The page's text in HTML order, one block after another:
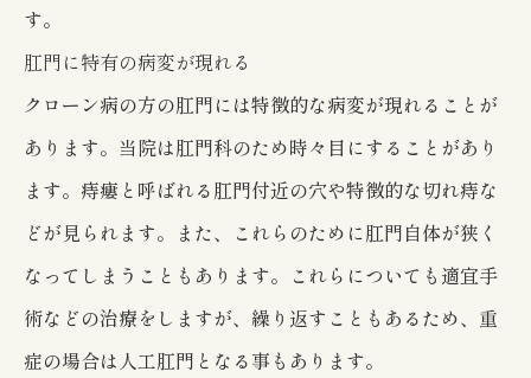
す。
肛門に特有の病変が現れる
クローン病の方の肛門には特徴的な病変が現れることが
あります。当院は肛門科のため時々目にすることがあり
ます。痔瘻と呼ばれる肛門付近の穴や特徴的な切れ痔な
どが見られます。また、これらのために肛門自体が狭く
なってしまうこともあります。これらについても適宜手
術などの治療をしますが、繰り返すこともあるため、重
症の場合は人工肛門となる事もあります。